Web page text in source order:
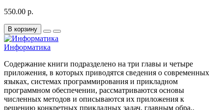
550.00 р.
В корзину
Информатика
Содержание книги подразделено на три главы и четыре
приложения, в которых приводятся сведения о современных
языках, системах программирования и прикладном
программном обеспечении, рассматриваются основы
численных методов и описываются их приложения к
решению конкретных прикладных задач, главным обра..